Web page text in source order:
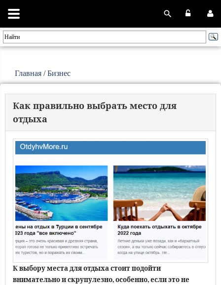
Главная /Бизнес
Как правильно выбрать место для
отдыха
К выбору места для отдыха стоит подойти
внимательно и скрупулезно, особенно, если это не